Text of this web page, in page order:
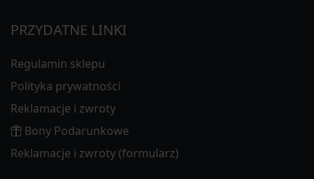
PRZYDATNE LINKI
Regulamin sklepu
Polityka prywatności
Reklamacje i zwroty
Bony Podarunkowe
Reklamacje i zwroty (formularz)